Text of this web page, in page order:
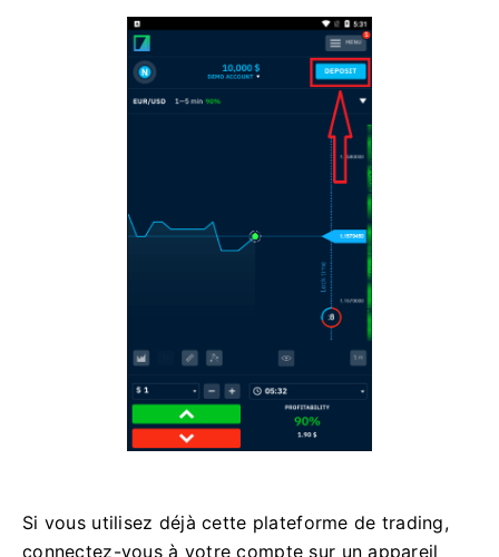
Si vous utilisez déjà cette plateforme de trading,
connectez-vous à votre compte sur un appareil